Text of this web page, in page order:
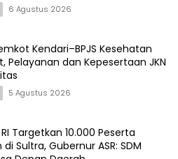
6 Agustus 2026
Kendari–BPJS Kesehatan
Pelayanan dan Kepesertaan JKN
5 Agustus 2026
Targetkan 10.000 Peserta
Sultra, Gubernur ASR: SDM